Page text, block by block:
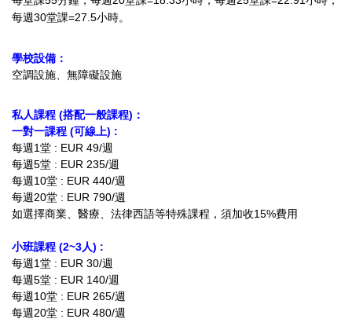
每週30堂課=27.5小時。
學校設備：
空調設施、無障礙設施
私人課程 (搭配一般課程)：
一對一課程 (可線上) :
每週1堂 : EUR 49/週
每週5堂 : EUR 235/週
每週10堂 : EUR 440/週
每週20堂 : EUR 790/週
如選擇商業、醫療、法律西語等特殊課程，須加收15%費用
小班課程 (2~3人) :
每週1堂 : EUR 30/週
每週5堂 : EUR 140/週
每週10堂 : EUR 265/週
每週20堂 : EUR 480/週